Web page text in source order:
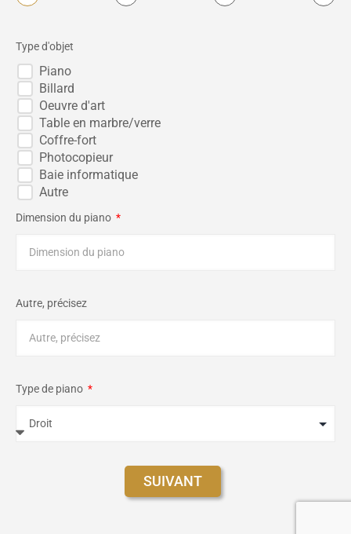
Type d'objet
Piano
Billard
Oeuvre d'art
Table en marbre/verre
Coffre-fort
Photocopieur
Baie informatique
Autre
Dimension du piano
Autre, précisez
Type de piano
SUIVANT